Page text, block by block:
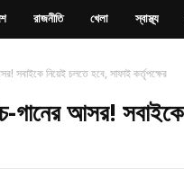
রাজনীতি খেলা স্বাস্থ্য
সবাইকে নিয়েই চলতে হবে, সাফাই কর্তৃপক্ষের
গানের আসর!